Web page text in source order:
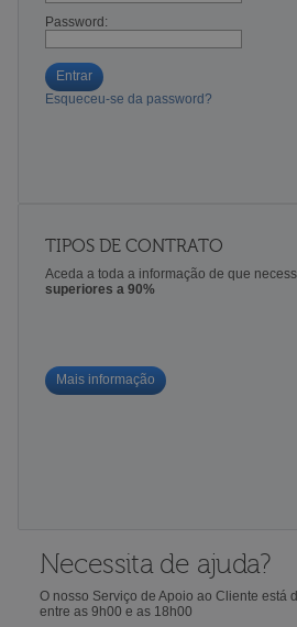
Password:
Entrar
Esqueceu-se da password?
TIPOS DE CONTRATO
Aceda a toda a informação de que
superiores a 90%
Mais informação
Necessita de ajuda?
O nosso Serviço de Apoio ao Cliente está
entre as 9h00 e as 18h00